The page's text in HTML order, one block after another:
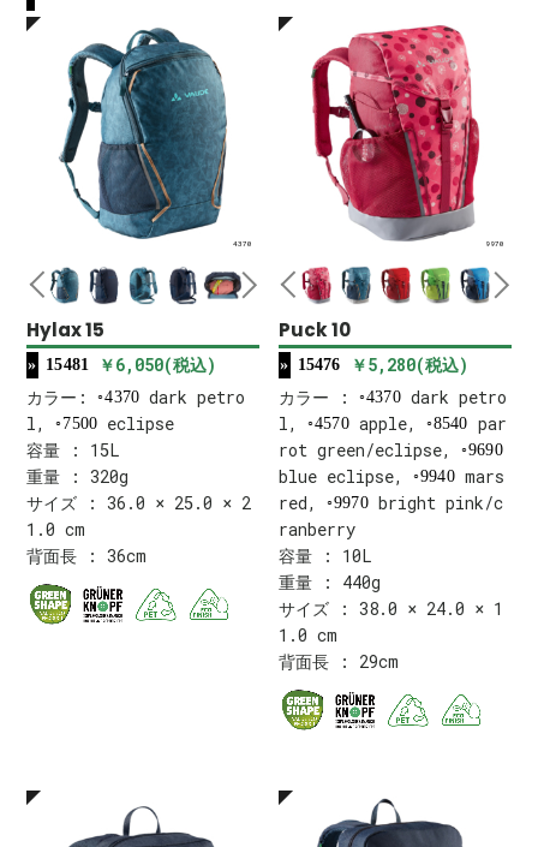
4370
Hylax 15
15481
￥6,050(税込)
カラー: 4370 dark petro
l, 7500 eclipse
容量 : 15L
重量 : 320g
サイズ : 36.0 × 25.0 × 2
1.0 cm
背面長 : 36cm
9970
Puck 10
15476
￥5,280(税込)
カラー : 4370dark petro
l, 4570apple, 8540 par
rot green/eclipse, 9690
blue eclipse, 9940mars
red, 9970bright pink/c
ranberry
容量 : 10L
重量 : 440g
サイズ : 38.0 × 24.0 × 1
1.0 cm
背面長 : 29cm